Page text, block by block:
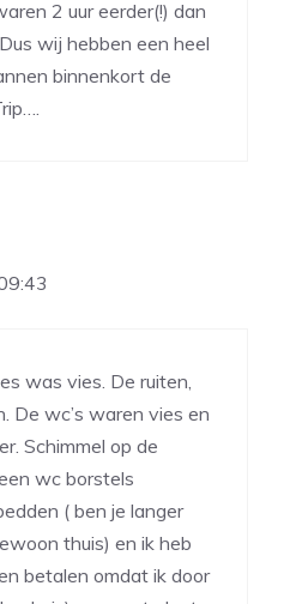
2 uur eerder(!) dan
wij hebben een heel
binnenkort de
was vies. De ruiten,
De wc’s waren vies en
Schimmel op de
wc borstels
( ben je langer
thuis) en ik heb
betalen omdat ik door